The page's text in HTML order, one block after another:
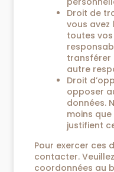
Droit de
vous
toutes
transférer
autre
Droit
opposer
données.
moins
justifient
Pour exercer ces
contacter.
coordonnées au